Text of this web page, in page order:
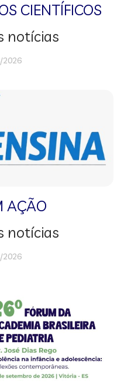
CIENTÍFICOS
notícias
2026
AÇÃO
notícias
2026